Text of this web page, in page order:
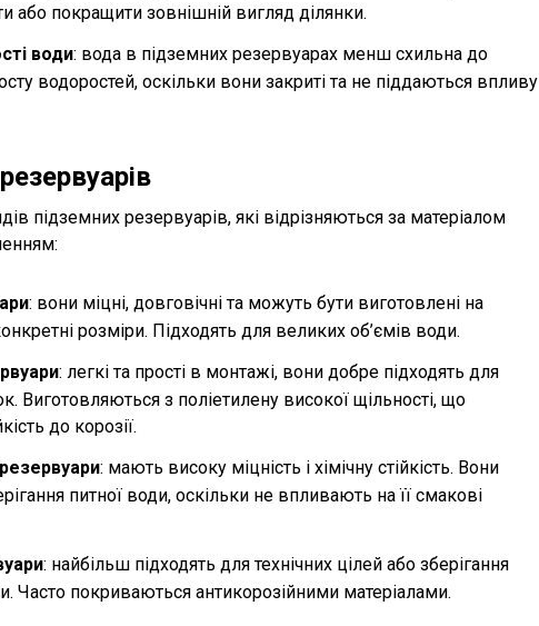
або покращити зовнішній вигляд ділянки.
води: вода в підземних резервуарах менш схильна до
водоростей, оскільки вони закриті та не піддаються впливу
підземних резервуарів, які відрізняються за матеріалом
: вони міцні, довговічні та можуть бути виготовлені на
розміри. Підходять для великих об’ємів води.
: легкі та прості в монтажі, вони добре підходять для
Виготовляються з поліетилену високої щільності, що
до корозії.
: мають високу міцність і хімічну стійкість. Вони
питної води, оскільки не впливають на її смакові
: найбільш підходять для технічних цілей або зберігання
Часто покриваються антикорозійними матеріалами.